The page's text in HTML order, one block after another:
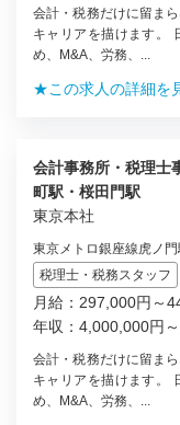
会計・税務だけに留ま
キャリアを描けます。
め、M&A、労務、...
★この求人の詳細を
会計事務所・税理士
町駅・桜田門駅
東京本社
東京メトロ銀座線虎ノ門
税理士・税務スタッフ
月給：297,000円～
年収：4,000,000円
会計・税務だけに留ま
キャリアを描けます。
め、M&A、労務、...